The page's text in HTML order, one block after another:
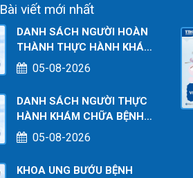
Bài viết mới nhất
DANH SÁCH NGƯỜI HOÀN
THÀNH THỰC HÀNH KHÁM
CHỮA BỆNH TẠI CƠ SỞ
TÍNH TỚI THÁNG 07/2026
05-08-2026
DANH SÁCH NGƯỜI THỰC
HÀNH KHÁM CHỮA BỆNH
TẠI CƠ SỞ TÍNH TỚI THÁNG
07/2026
05-08-2026
KHOA UNG BƯỚU BỆNH